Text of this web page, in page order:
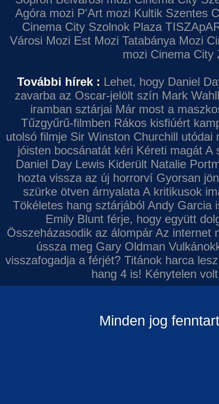
Agóra mozi P'Art mozi Kultik Szentes
Cinema City Szolnok Plaza
Városi Mozi Est Mozi Tatabánya Mozi
mozi Cinema City
További hírek : Lehet, hogy Daniel
zavarba az Oscar-jelölt szín Mark
iramban sztárjai Már most a
Tűzgyűrű-filmben Rákos kisfiúért
utolsó filmje Sir Winston Churchill utódai
jóisten bocsánatát kéri Kéreti magát A
Daniel Day Lewis Kiderült Natalie
hozta vissza az új horrorví Gyorsan
szürke ötven árnyalata A kritikusok
Tökéletes hang sztárjából Andy Garcia
Emily Blunt férje, hogy együtt
Összeházasodik az álompár Az internet
ússza meg Gary Oldman
visszafogadja a férjét? Titánok harca
hang 4 is! Kénytelen
Minden jog